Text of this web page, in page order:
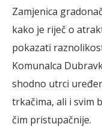
Zamjenica
kako je riječ o
pokazati
Komunalca
shodno utrci
trkačima, ali i svim
čim pristupačnije.